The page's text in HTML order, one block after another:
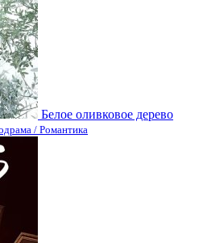
Белое оливковое дерево
/ Романтика